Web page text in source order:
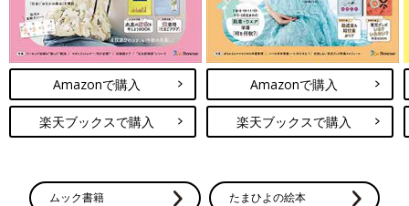
Amazonで購入
楽天ブックスで購入
Amazonで購入
楽天ブックスで購入
ムック書籍 たまひよの絵本